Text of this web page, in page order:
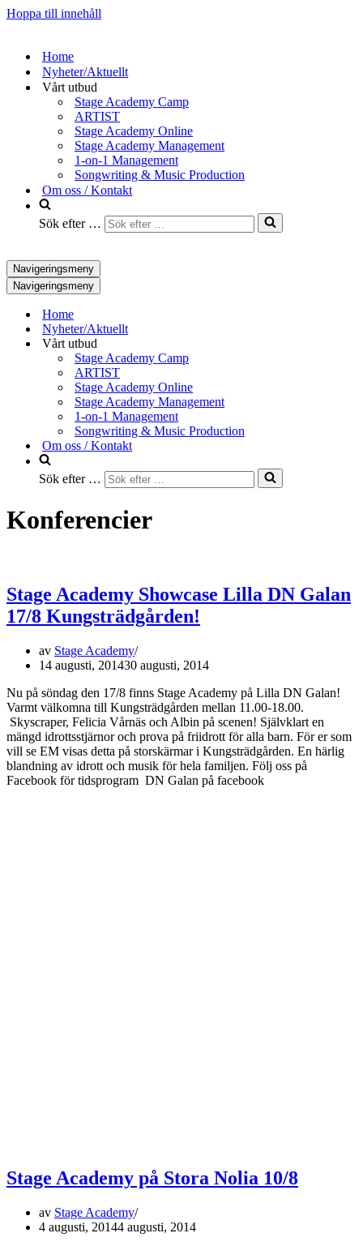
Hoppa till innehåll
Home
Nyheter/Aktuellt
Vårt utbud
Stage Academy Camp
ARTIST
Stage Academy Online
Stage Academy Management
1-on-1 Management
Songwriting & Music Production
Om oss / Kontakt
Sök efter …
Navigeringsmeny
Navigeringsmeny
Home
Nyheter/Aktuellt
Vårt utbud
Stage Academy Camp
ARTIST
Stage Academy Online
Stage Academy Management
1-on-1 Management
Songwriting & Music Production
Om oss / Kontakt
Sök efter …
Konferencier
Stage Academy Showcase Lilla DN Galan
17/8 Kungsträdgården!
av Stage Academy
14 augusti, 201430 augusti, 2014
Nu på söndag den 17/8 finns Stage Academy på Lilla DN Galan!
Varmt välkomna till Kungsträdgården mellan 11.00-18.00.
Skyscraper, Felicia Vårnäs och Albin på scenen! Självklart en
mängd idrottsstjärnor och prova på friidrott för alla barn. För er som
vill se EM visas detta på storskärmar i Kungsträdgården. En härlig
blandning av idrott och musik för hela familjen. Följ oss på
Facebook för tidsprogram DN Galan på facebook
Stage Academy på Stora Nolia 10/8
av Stage Academy
4 augusti, 20144 augusti, 2014